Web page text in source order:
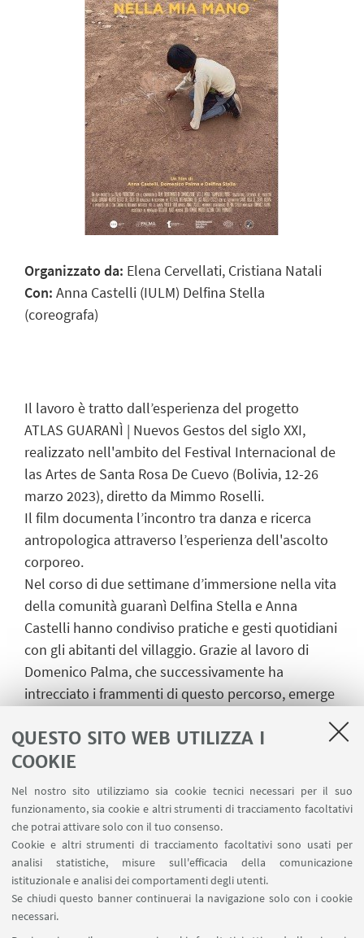
QUESTO SITO WEB UTILIZZA I
COOKIE
Nel nostro sito utilizziamo sia cookie tecnici necessari per il suo
funzionamento, sia cookie e altri strumenti di tracciamento facoltativi
che potrai attivare solo con il tuo consenso.
Cookie e altri strumenti di tracciamento facoltativi sono usati per
analisi statistiche, misure sull'efficacia della comunicazione
istituzionale e analisi dei comportamenti degli utenti.
Se chiudi questo banner continuerai la navigazione solo con i cookie
necessari.
Organizzato da: Elena Cervellati, Cristiana Natali
Con: Anna Castelli (IULM) Delfina Stella
(coreografa)
Il lavoro è tratto dall’esperienza del progetto
ATLAS GUARANÌ | Nuevos Gestos del siglo XXI,
realizzato nell'ambito del Festival Internacional de
las Artes de Santa Rosa De Cuevo (Bolivia, 12-26
marzo 2023), diretto da Mimmo Roselli.
Il film documenta l’incontro tra danza e ricerca
antropologica attraverso l’esperienza dell'ascolto
corporeo.
Nel corso di due settimane d’immersione nella vita
della comunità guaranì Delfina Stella e Anna
Castelli hanno condiviso pratiche e gesti quotidiani
con gli abitanti del villaggio. Grazie al lavoro di
Domenico Palma, che successivamente ha
intrecciato i frammenti di questo percorso, emerge
lavoro, le interazioni dei bambini, i gesti delle mani
degli anziani e dei commercianti. Al contempo, il
chiamato a restituire alla comunità un’immagine
dei suoi gesti, e valorizza la reciprocità come
essenza di un percorso condiviso.
IN EVIDENZA